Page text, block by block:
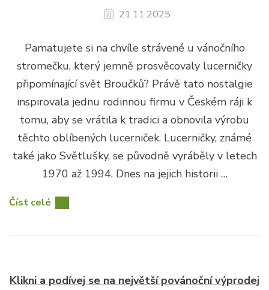
21.11.2025
Pamatujete si na chvíle strávené u vánočního
stromečku, který jemně prosvěcovaly lucerničky
připomínající svět Broučků? Právě tato nostalgie
inspirovala jednu rodinnou firmu v Českém ráji k
tomu, aby se vrátila k tradici a obnovila výrobu
těchto oblíbených lucerniček. Lucerničky, známé
také jako Světlušky, se původně vyráběly v letech
1970 až 1994. Dnes na jejich historii …
Číst celé
Klikni a podívej se na největší povánoční výprodej